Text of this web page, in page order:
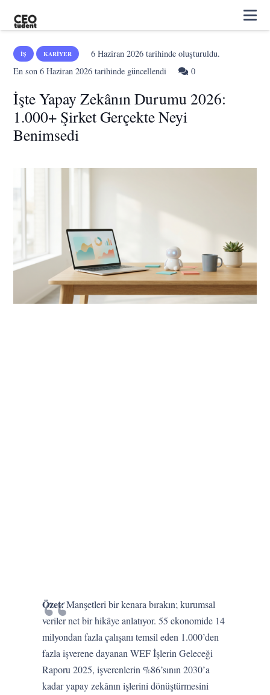
İŞ KARIYER 6 Haziran 2026tarihinde oluşturuldu.
En son6 Haziran 2026 tarihinde güncellendi 0
İşte Yapay Zekânın Durumu 2026:
1.000+ Şirket Gerçekte Neyi
Benimsedi
Özet:Manşetleri bir kenara bırakın; kurumsal
veriler net bir hikâye anlatıyor. 55 ekonomide 14
milyondan fazla çalışanı temsil eden 1.000’den
fazla işverene dayanan WEF İşlerin Geleceği
Raporu 2025, işverenlerin %86’sının 2030’a
kadar yapay zekânın işlerini dönüştürmesini